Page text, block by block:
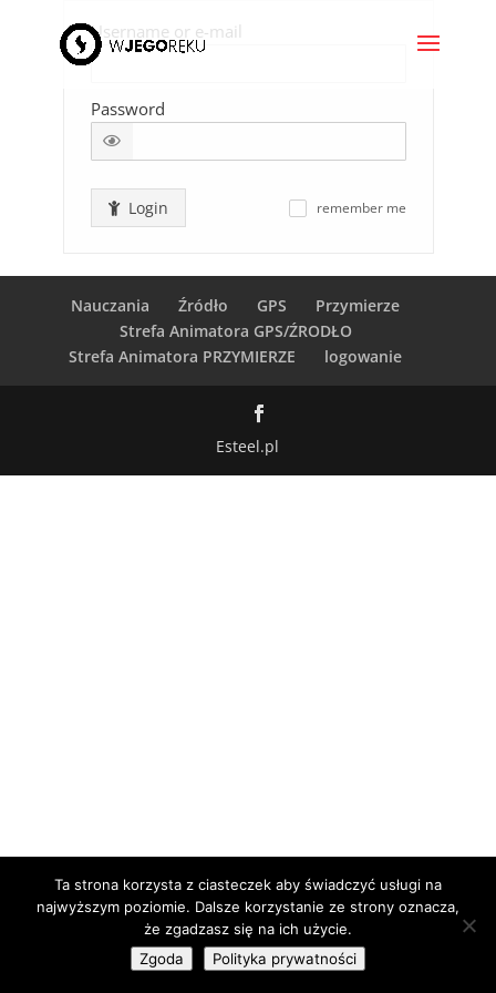
Username or e-mail
Password
remember me
Login
Nauczania Źródło GPS
Przymierze
Strefa Animatora GPS/ŹRODŁO
Strefa Animatora PRZYMIERZE
logowanie
Esteel.pl
Ta strona korzysta z ciasteczek aby świadczyć usługi na
najwyższym poziomie. Dalsze korzystanie ze strony oznacza,
że zgadzasz się na ich użycie.
Zgoda
Polityka prywatności